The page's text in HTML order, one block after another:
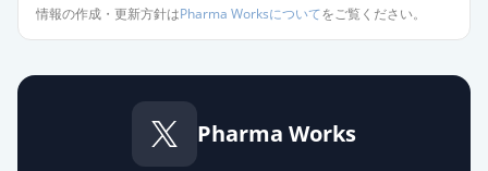
情報の作成・更新方針はPharma Worksについてをご覧ください。
Pharma Works